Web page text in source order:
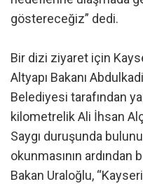
göstereceğiz” dedi.
Bir dizi ziyaret için
Altyapı Bakanı
Belediyesi tarafından
kilometrelik Ali İhsan Alçı
Saygı duruşunda
okunmasının
Bakan Uraloğlu,